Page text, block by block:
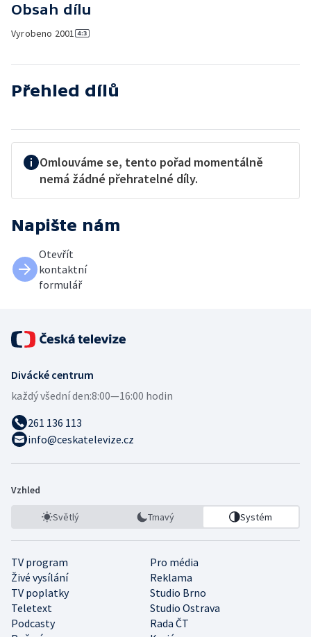
Obsah dílu
Vyrobeno 2001
Přehled dílů
Omlouváme se, tento pořad momentálně
nemá žádné přehratelné díly.
Napište nám
Otevřít
kontaktní
formulář
Divácké centrum
každý všední den:8:00—16:00 hodin
261 136 113
info@ceskatelevize.cz
Vzhled
Světlý Tmavý Systém
TV program
Pro média
Živé vysílání
Reklama
TV poplatky
Studio Brno
Teletext
Studio Ostrava
Podcasty
Rada ČT